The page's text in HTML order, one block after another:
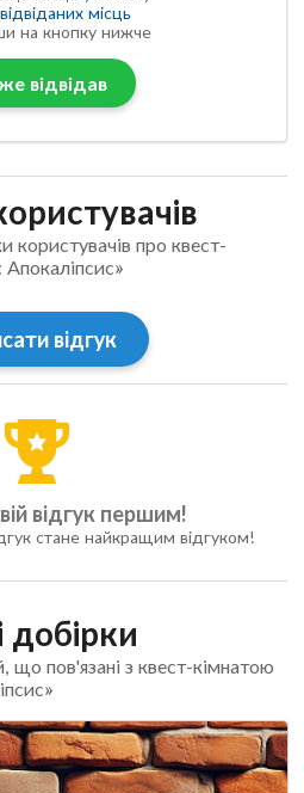
місць
на кнопку нижче
відвідав
користувачів про квест-
Апокаліпсис»
відгук
відгук першим!
стане найкращим відгуком!
добірки
що пов'язані з квест-кімнатою